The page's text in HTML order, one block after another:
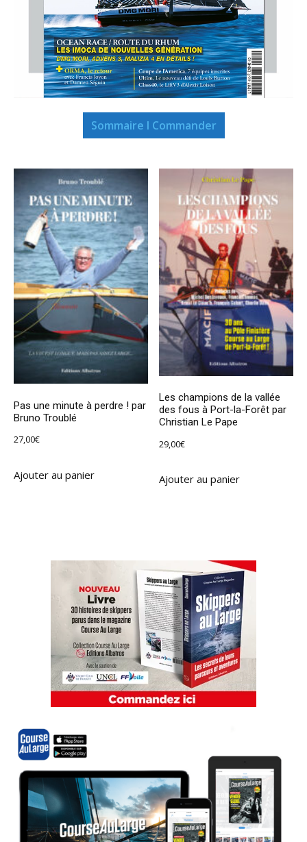
Sommaire I Commander
Pas une minute à perdre ! par
Bruno Troublé
27,00€
Ajouter au panier
Les champions de la vallée
des fous à Port-la-Forêt par
Christian Le Pape
29,00€
Ajouter au panier